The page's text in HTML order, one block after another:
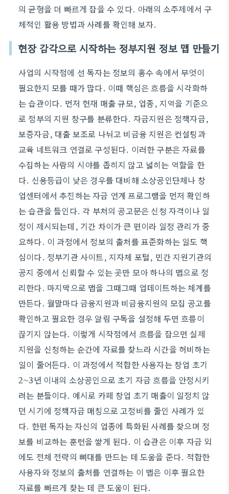
의 균형을 더 빠르게 잡을 수 있다. 아래의 소주제에서 구
체적인 활용 방법과 사례를 확인해 보자.
현장 감각으로 시작하는 정부지원 정보 맵 만들기
사업의 시작점에 선 독자는 정보의 홍수 속에서 무엇이
필요한지 모를 때가 많다. 이때 핵심은 흐름을 시각화하
는 습관이다. 먼저 현재 매출 규모, 업종, 지역을 기준으
로 정부의 지원 창구를 분류한다. 자금지원은 정책자금,
보증자금, 대출 보조로 나뉘고 비금융 지원은 컨설팅과
교육 네트워크 연결로 구성된다. 이러한 구분은 자료를
수집하는 사람의 시야를 좁히지 않고 넓히는 역할을 한
다. 신용등급이 낮은 경우를 대비해 소상공인단체나 창
업센터에서 추진하는 자금 연계 프로그램을 먼저 확인하
는 습관을 들인다. 각 부처의 공고문은 신청 자격이나 일
정이 제시되는데, 기간 차이가 큰 편이라 일정 관리가 중
요하다. 이 과정에서 정보의 출처를 표준화하는 일도 핵
심이다. 정부기관 사이트, 지자체 포털, 민간 지원기관의
공지 중에서 신뢰할 수 있는 곳만 모아 하나의 맵으로 정
리한다. 마지막으로 맵을 그때그때 업데이트하는 체계를
만든다. 월말마다 금융지원과 비금융지원의 모집 공고를
확인하고 필요한 경우 알림 구독을 설정해 두면 흐름이
끊기지 않는다. 이렇게 시작점에서 흐름을 잡으면 실제
지원을 신청하는 순간에 자료를 찾느라 시간을 허비하는
일이 줄어든다. 이 과정에서 적합한 사용자는 창업 초기
2~3년 이내의 소상공인으로 초기 자금 흐름을 안정시키
려는 분들이다. 예시로 카페 창업 초기 매출이 일정치 않
던 시기에 정책자금 매칭으로 고정비를 줄인 사례가 있
다. 한편 독자는 자신의 업종에 특화된 사례를 찾으며 정
보를 비교하는 훈련을 쌓게 된다. 이 습관은 이후 자금 외
에도 전체 전략의 뼈대를 만드는 데 도움을 준다. 적합한
사용자와 정보의 출처를 연결하는 이 맵은 이후 필요한
자료를 빠르게 찾는 데 큰 도움이 된다.